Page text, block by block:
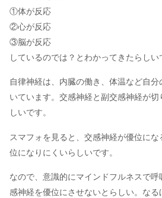
①体が反応
②心が反応
③脳が反応
しているのでは？とわかってきたらしい
自律神経は、内臓の働き、体温など自
いています。交感神経と副交感神経が
しいです。
スマフォを見ると、交感神経が優位に
位になりにくいらしいです。
なので、意識的にマインドフルネスで
感神経を優位にさせないとらしい。なる